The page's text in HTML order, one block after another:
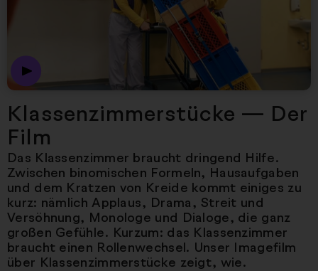
Klassenzimmerstücke — Der
Film
Das Klassenzimmer braucht dringend Hilfe.
Zwischen binomischen Formeln, Hausaufgaben
und dem Kratzen von Kreide kommt einiges zu
kurz: nämlich Applaus, Drama, Streit und
Versöhnung, Monologe und Dialoge, die ganz
großen Gefühle. Kurzum: das Klassenzimmer
braucht einen Rollenwechsel. Unser Imagefilm
über Klassenzimmerstücke zeigt, wie.